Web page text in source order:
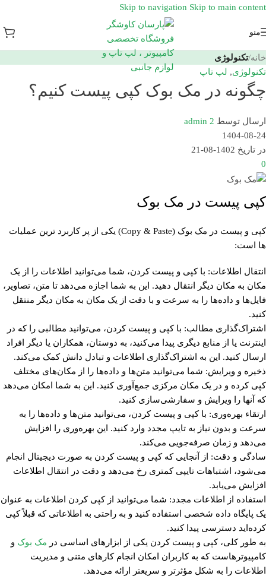
Skip to navigation Skip to main content
منو
خانه/تکنولوژی
تکنولوژی, لپ تاپ
چگونه در مک بوک کپی پیست کنیم؟
ارسال توسط admin 2
1404-08-24
در تاریخ 1402-08-21
0
کپی پیست در مک بوک
کپی و پیست در مک بوک (Copy & Paste) یکی از پر کاربرد ترین عملیات
ها است:
انتقال اطلاعات: با کپی و پیست کردن، شما می‌توانید اطلاعات را از یک
مکان به مکان دیگر انتقال دهید. این به شما اجازه می‌دهد تا متن، تصاویر،
فایل‌ها و داده‌ها را به سرعت و با دقت از یک مکان به مکان دیگر منتقل
کنید.
اشتراک‌گذاری مطالب: با کپی و پیست کردن، می‌توانید مطالبی را که در
اینترنت یا از منابع دیگری پیدا می‌کنید، به دوستان، همکاران یا دیگر افراد
ارسال کنید. این به اشتراک‌گذاری اطلاعات و تبادل دانش کمک می‌کند.
ذخیره و ویرایش: شما می‌توانید متن‌ها و داده‌ها را از مکان‌های مختلف
کپی کرده و در یک مکان مرکزی جمع‌آوری کنید. این به شما امکان می‌دهد
که آنها را ویرایش و سفارشی‌سازی کنید.
ارتقاء بهره‌وری: با کپی و پیست کردن، می‌توانید متن‌ها و داده‌ها را به
سرعت و بدون نیاز به تایپ مجدد وارد کنید. این بهره‌وری را افزایش
می‌دهد و زمان صرفه‌جویی می‌کند.
سادگی و دقت: از آنجایی که کپی و پیست کردن به صورت دیجیتال انجام
می‌شود، اشتباهات تایپی کمتری رخ می‌دهد و دقت در انتقال اطلاعات
افزایش می‌یابد.
استفاده از اطلاعات مجدد: شما می‌توانید از کپی کردن اطلاعات به عنوان
یک پایگاه داده شخصی استفاده کنید و به راحتی به اطلاعاتی که قبلاً کپی
کرده‌اید دسترسی پیدا کنید.
به طور کلی، کپی و پیست کردن یکی از ابزارهای اساسی در مک بوک و
کامپیوترهاست که به کاربران امکان انجام کارهای متنی و مدیریت
اطلاعات را به شکل مؤثرتر و سریعتر ارائه می‌دهد.